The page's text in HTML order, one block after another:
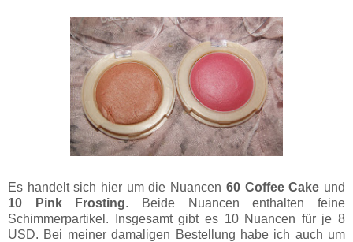
Es handelt sich hier um die Nuancen 60 Coffee Cake und
10 Pink Frosting. Beide Nuancen enthalten feine
Schimmerpartikel. Insgesamt gibt es 10 Nuancen für je 8
USD. Bei meiner damaligen Bestellung habe ich auch um